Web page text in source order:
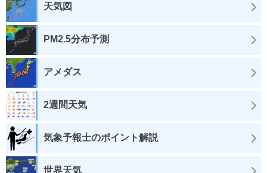
天気図
PM2.5分布予測
アメダス
2週間天気
気象予報士のポイント解説
世界天気